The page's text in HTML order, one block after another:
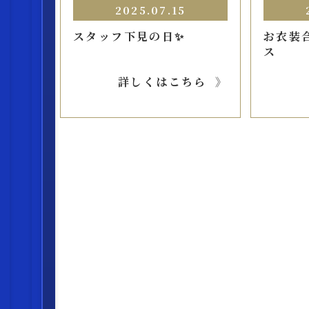
2025.07.15
スタッフ下見の日✨
詳しくはこちら
お衣装
ス